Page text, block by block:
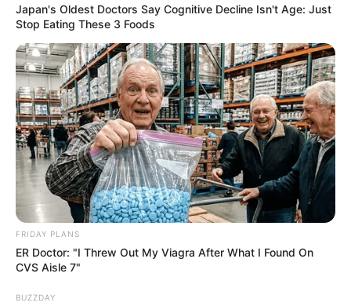
Japan's Oldest Doctors Say Cognitive Decline Isn't Age: Just
Stop Eating These 3 Foods
FRIDAY PLANS
ER Doctor: "I Threw Out My Viagra After What I Found On
CVS Aisle 7"
BUZZDAY